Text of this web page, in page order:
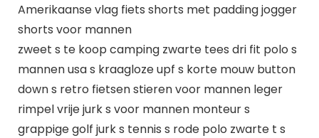
Amerikaanse vlag fiets shorts met padding jogger
shorts voor mannen
zweet s te koop camping zwarte tees dri fit polo s
mannen usa s kraagloze upf s korte mouw button
down s retro fietsen stieren voor mannen leger
rimpel vrije jurk s voor mannen monteur s
grappige golf jurk s tennis s rode polo zwarte t s